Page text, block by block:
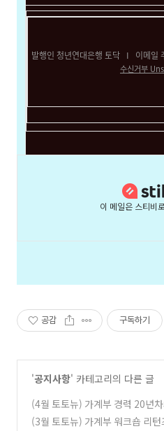
발행인 청년연대은행 토닥 I 이메일
수신거부
이 메일은 스티비
공감 구독하기
'공지사항' 카테고리의 다른 글
(4월 토토뉴) 가계부 경력 20년
우는? (0)
(3월 토토뉴) 가계부 워크숍 리턴